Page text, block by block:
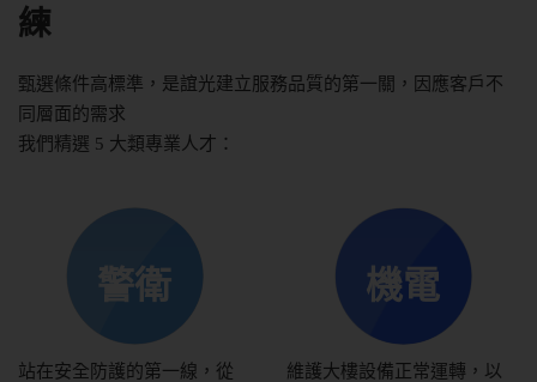
練
甄選條件高標準，是誼光建立服務品質的第一關，因應客戶不
同層面的需求
我們精選 5 大類專業人才：
警衛
站在安全防護的第一線，從
機電
維護大樓設備正常運轉，以